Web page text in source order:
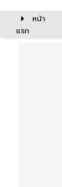
หน้า
แรก